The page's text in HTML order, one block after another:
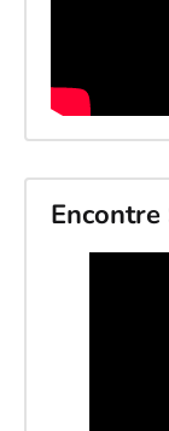
Encontre